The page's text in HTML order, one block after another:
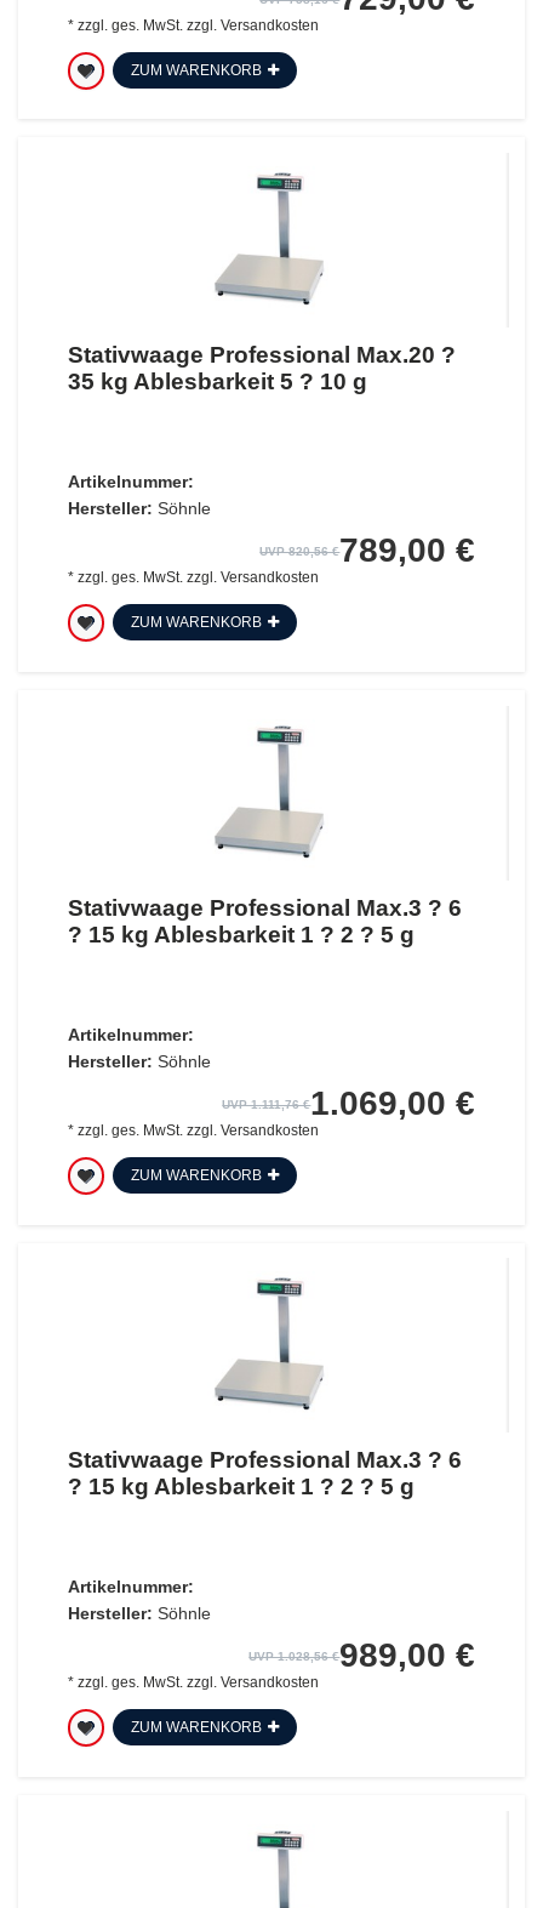
* zzgl. ges. MwSt. zzgl. Versandkosten
ZUM WARENKORB
Stativwaage Professional Max.20 ?
35 kg Ablesbarkeit 5 ? 10 g
Artikelnummer:
Hersteller: Söhnle
UVP 820,56 €789,00 €
* zzgl. ges. MwSt.zzgl. Versandkosten
ZUM WARENKORB
Stativwaage Professional Max.3 ? 6
? 15 kg Ablesbarkeit 1 ? 2 ? 5 g
Artikelnummer:
Hersteller: Söhnle
UVP 1.111,76 €1.069,00 €
* zzgl. ges. MwSt.zzgl. Versandkosten
ZUM WARENKORB
Stativwaage Professional Max.3 ? 6
? 15 kg Ablesbarkeit 1 ? 2 ? 5 g
Artikelnummer:
Hersteller: Söhnle
UVP 1.028,56 €989,00 €
* zzgl. ges. MwSt.zzgl. Versandkosten
ZUM WARENKORB